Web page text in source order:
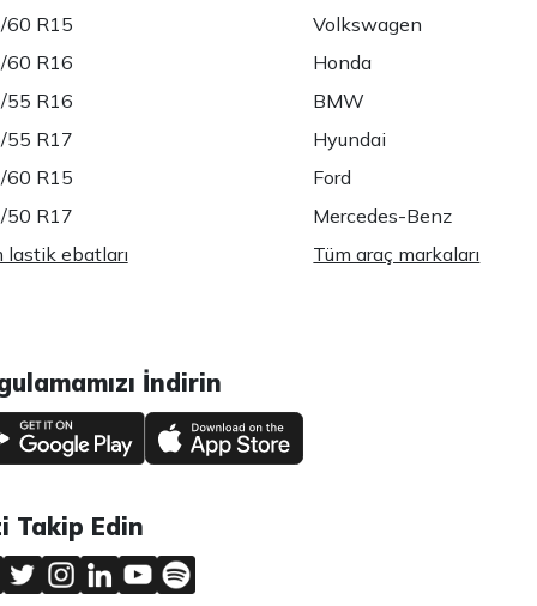
60 R15
60 R16
55 R16
55 R17
60 R15
50 R17
lastik ebatları
Volkswagen
Honda
BMW
Hyundai
Ford
Mercedes-Benz
Tüm araç markaları
İndirin
Takip Edin